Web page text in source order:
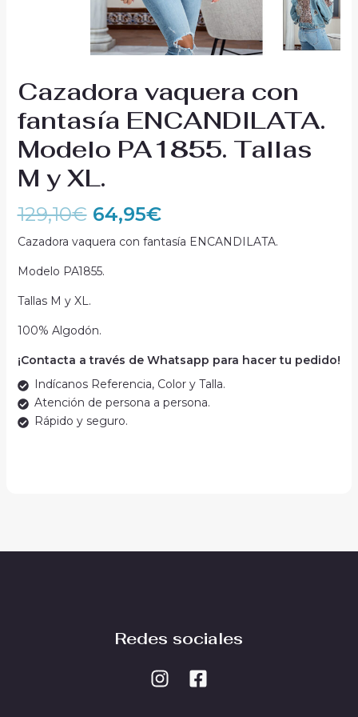
Cazadora vaquera con
fantasía ENCANDILATA.
Modelo PA1855. Tallas
M y XL.
129,10€ 64,95€
Cazadora vaquera con fantasía ENCANDILATA.
Modelo PA1855.
Tallas M y XL.
100% Algodón.
¡Contacta a través de Whatsapp para hacer tu pedido!
Indícanos Referencia, Color y Talla.
Atención de persona a persona.
Rápido y seguro.
Redes sociales